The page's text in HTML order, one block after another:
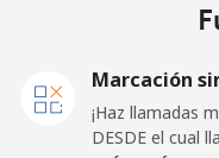
Línea fija
Marcación
¡Haz llamadas
DESDE el cual